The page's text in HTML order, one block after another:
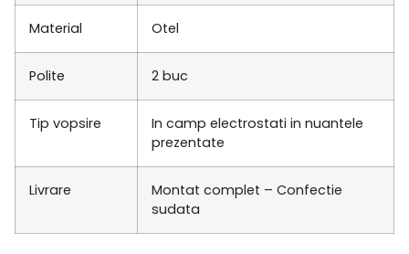
Material Otel
Polite 2 buc
Tip vopsire
In camp electrostati in nuantele
prezentate
Livrare
Montat complet – Confectie
sudata